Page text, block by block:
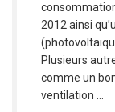
2012 ainsi
Plusieurs
comme un
ventilation …